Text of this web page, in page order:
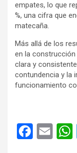
empates, lo que
%, una cifra que
matecaña.
Más allá de los
en la
clara y
contundencia y la
funcionamiento
F
E